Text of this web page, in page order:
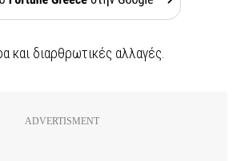
και διαρθρωτικές αλλαγές.